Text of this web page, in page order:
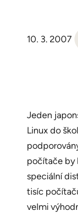
10. 3. 2007
Jeden
Linux do
počítače by
speciální
tisíc
velmi